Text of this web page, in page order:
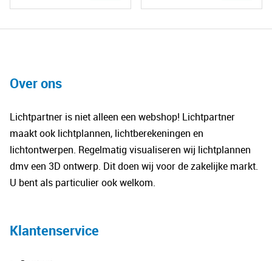
Over ons
Lichtpartner is niet alleen een webshop! Lichtpartner
maakt ook lichtplannen, lichtberekeningen en
lichtontwerpen. Regelmatig visualiseren wij lichtplannen
dmv een 3D ontwerp. Dit doen wij voor de zakelijke markt.
U bent als particulier ook welkom.
Klantenservice